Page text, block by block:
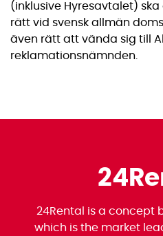
(inklusive Hyresavtalet)
rätt vid svensk allmän
även rätt att vända sig till
reklamationsnämnden.
24Rental is a concept
which is the market